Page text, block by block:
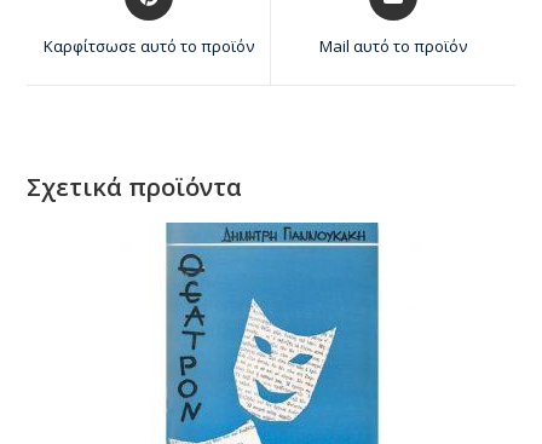
Καρφίτσωσε αυτό το προϊόν Mail αυτό το προϊόν
Σχετικά προϊόντα